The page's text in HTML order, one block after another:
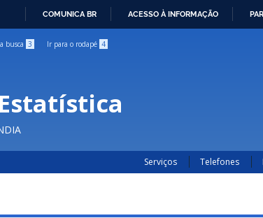
COMUNICA BR ACESSO À INFORMAÇÃO
busca 3 Ir para o rodapé 4
Serviços Telefones